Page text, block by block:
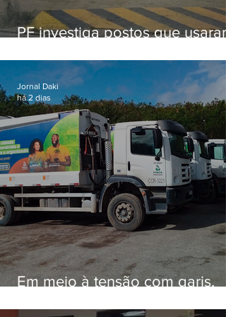
PF investiga postos que usaram
secretário morto em 2020
Em meio à tensão com garis,
26,9% com prefeitura e
Jornal Daki
há 2 dias